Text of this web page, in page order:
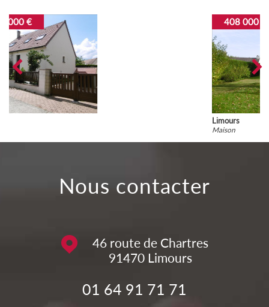
nous contacter
46 route de Chartres
91470 Limours
01 64 91 71 71